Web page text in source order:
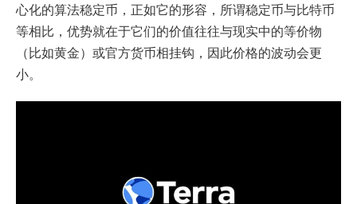
心化的算法稳定币，正如它的形容，所谓稳定币与比特币
等相比，优势就在于它们的价值往往与现实中的等价物
（比如黄金）或官方货币相挂钩，因此价格的波动会更
小。